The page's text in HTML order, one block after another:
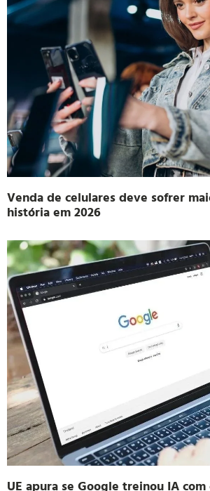
Venda de celulares deve sofrer
história em 2026
UE apura se Google treinou IA